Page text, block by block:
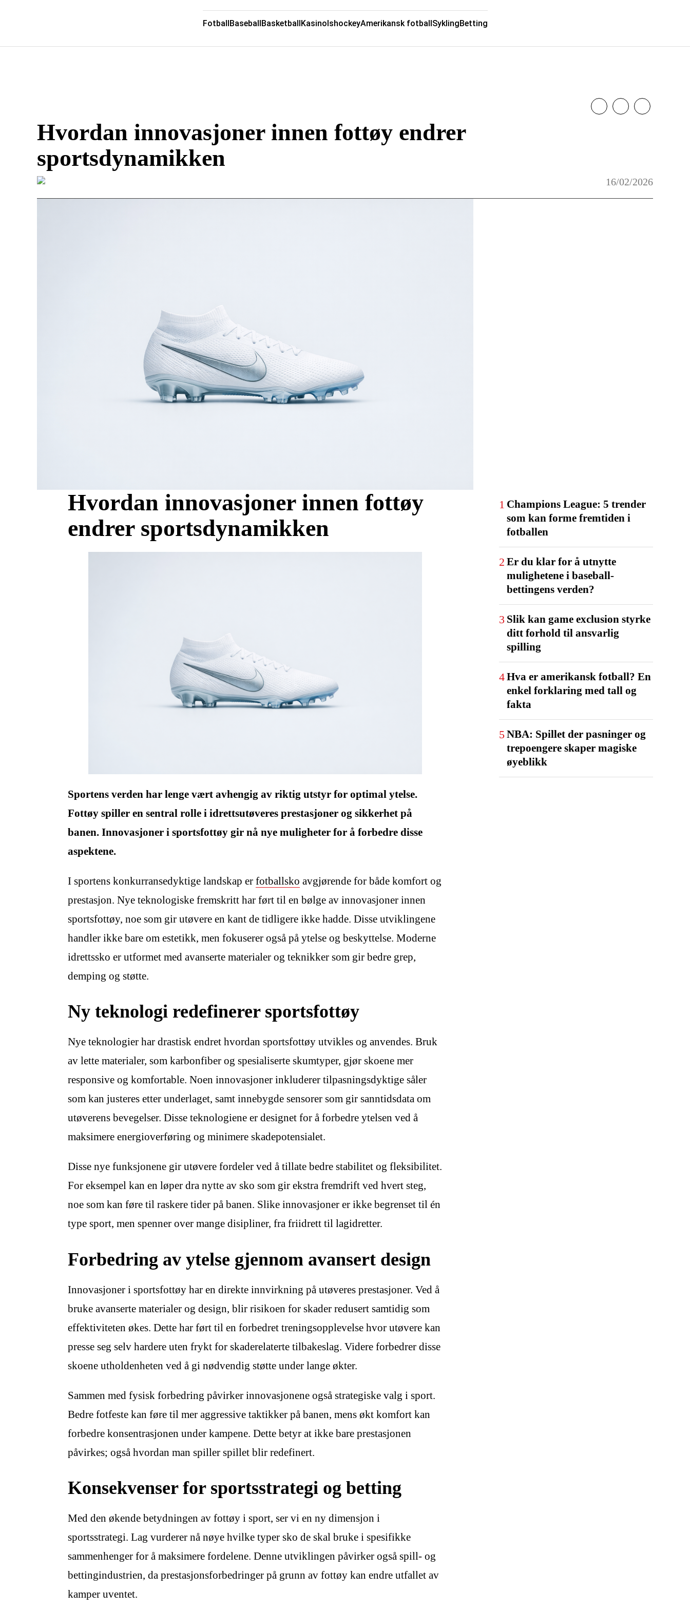
FotballBaseballBasketballKasinoIshockeyAmerikansk fotballSyklingBetting
Hvordan innovasjoner innen fottøy endrer
sportsdynamikken
16/02/2026
Hvordan innovasjoner innen fottøy
endrer sportsdynamikken
Sportens verden har lenge vært avhengig av riktig utstyr for optimal ytelse.
Fottøy spiller en sentral rolle i idrettsutøveres prestasjoner og sikkerhet på
banen. Innovasjoner i sportsfottøy gir nå nye muligheter for å forbedre disse
aspektene.
I sportens konkurransedyktige landskap er fotballsko avgjørende for både komfort og
prestasjon. Nye teknologiske fremskritt har ført til en bølge av innovasjoner innen
sportsfottøy, noe som gir utøvere en kant de tidligere ikke hadde. Disse utviklingene
handler ikke bare om estetikk, men fokuserer også på ytelse og beskyttelse. Moderne
idrettssko er utformet med avanserte materialer og teknikker som gir bedre grep,
demping og støtte.
Ny teknologi redefinerer sportsfottøy
Nye teknologier har drastisk endret hvordan sportsfottøy utvikles og anvendes. Bruk
av lette materialer, som karbonfiber og spesialiserte skumtyper, gjør skoene mer
responsive og komfortable. Noen innovasjoner inkluderer tilpasningsdyktige såler
som kan justeres etter underlaget, samt innebygde sensorer som gir sanntidsdata om
utøverens bevegelser. Disse teknologiene er designet for å forbedre ytelsen ved å
maksimere energioverføring og minimere skadepotensialet.
Disse nye funksjonene gir utøvere fordeler ved å tillate bedre stabilitet og fleksibilitet.
For eksempel kan en løper dra nytte av sko som gir ekstra fremdrift ved hvert steg,
noe som kan føre til raskere tider på banen. Slike innovasjoner er ikke begrenset til én
type sport, men spenner over mange disipliner, fra friidrett til lagidretter.
Forbedring av ytelse gjennom avansert design
Innovasjoner i sportsfottøy har en direkte innvirkning på utøveres prestasjoner. Ved å
bruke avanserte materialer og design, blir risikoen for skader redusert samtidig som
effektiviteten økes. Dette har ført til en forbedret treningsopplevelse hvor utøvere kan
presse seg selv hardere uten frykt for skaderelaterte tilbakeslag. Videre forbedrer disse
skoene utholdenheten ved å gi nødvendig støtte under lange økter.
Sammen med fysisk forbedring påvirker innovasjonene også strategiske valg i sport.
Bedre fotfeste kan føre til mer aggressive taktikker på banen, mens økt komfort kan
forbedre konsentrasjonen under kampene. Dette betyr at ikke bare prestasjonen
påvirkes; også hvordan man spiller spillet blir redefinert.
Konsekvenser for sportsstrategi og betting
Med den økende betydningen av fottøy i sport, ser vi en ny dimensjon i
sportsstrategi. Lag vurderer nå nøye hvilke typer sko de skal bruke i spesifikke
sammenhenger for å maksimere fordelene. Denne utviklingen påvirker også spill- og
bettingindustrien, da prestasjonsforbedringer på grunn av fottøy kan endre utfallet av
kamper uventet.
1 Champions League: 5 trender
som kan forme fremtiden i
fotballen
2 Er du klar for å utnytte
mulighetene i baseball-
bettingens verden?
3 Slik kan game exclusion styrke
ditt forhold til ansvarlig
spilling
4Hva er amerikansk fotball? En
enkel forklaring med tall og
fakta
5NBA: Spillet der pasninger og
trepoengere skaper magiske
øyeblikk